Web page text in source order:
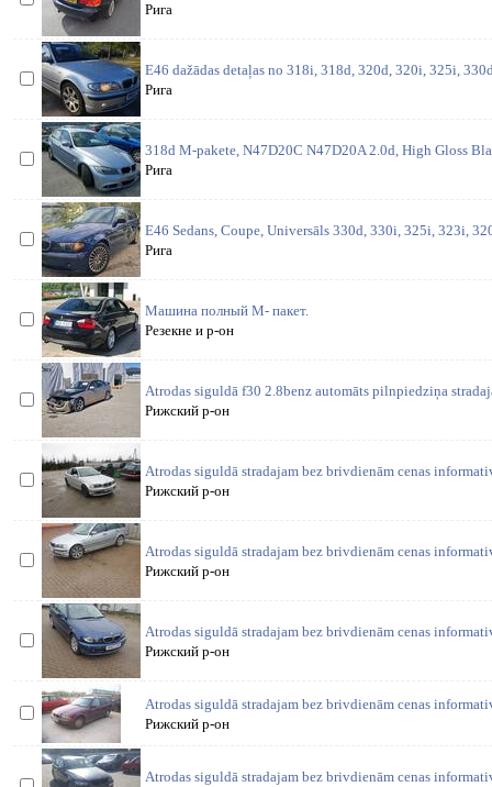
Рига
E46 dažādas detaļas no 318i, 318d, 320d, 320i, 325i,
Рига
318d M-pakete, N47D20C N47D20A 2.0d, High Gloss
Рига
E46 Sedans, Coupe, Universāls 330d, 330i, 325i, 323i,
Рига
Машина полный М- пакет.
Резекне и р-он
Atrodas siguldā f30 2.8benz automāts pilnpiedziņa
Рижский р-он
Atrodas siguldā stradajam bez brivdienām cenas
Рижский р-он
Atrodas siguldā stradajam bez brivdienām cenas
Рижский р-он
Atrodas siguldā stradajam bez brivdienām cenas
Рижский р-он
Atrodas siguldā stradajam bez brivdienām cenas
Рижский р-он
Atrodas siguldā stradajam bez brivdienām cenas